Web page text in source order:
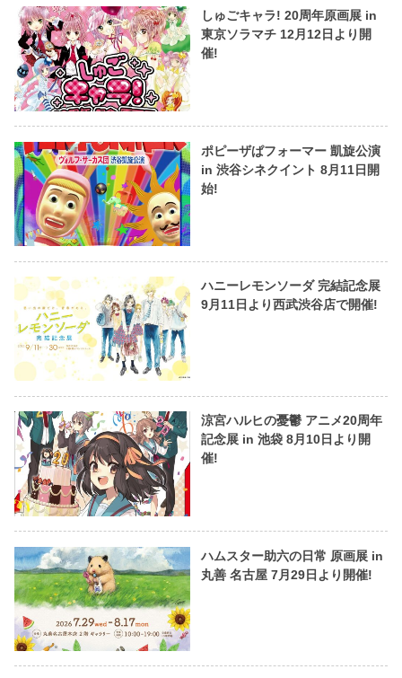
しゅごキャラ! 20周年原画展 in
東京ソラマチ 12月12日より開
催!
ポピーザぱフォーマー 凱旋公演
in 渋谷シネクイント 8月11日開
始!
ハニーレモンソーダ 完結記念展
9月11日より西武渋谷店で開催!
涼宮ハルヒの憂鬱 アニメ20周年
記念展 in 池袋 8月10日より開
催!
ハムスター助六の日常 原画展 in
丸善 名古屋 7月29日より開催!